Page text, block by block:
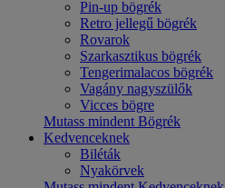
Pin-up bögrék
Retro jellegű bögrék
Rovarok
Szarkasztikus bögrék
Tengerimalacos bögrék
Vagány nagyszülők
Vicces bögre
Mutass mindent Bögrék
Kedvenceknek
Biléták
Nyakörvek